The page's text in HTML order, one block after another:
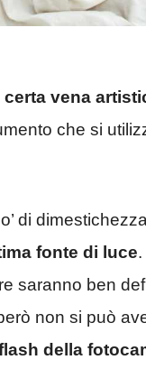
vena
che si
di
fonte di luce
saranno ben
non si può
della